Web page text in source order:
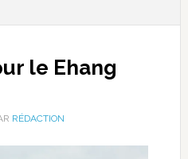
le Ehang
RÉDACTION